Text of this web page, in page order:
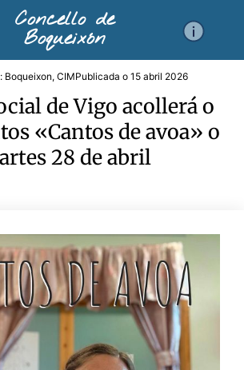
Concello de
Boqueixón
Boqueixon, CIMPublicada o 15 abril 2026
de Vigo acollerá o
«Cantos de avoa» o
28 de abril